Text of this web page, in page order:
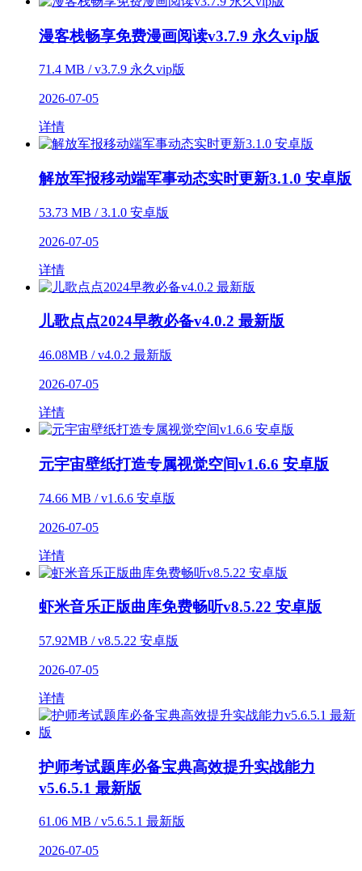
漫客栈畅享免费漫画阅读v3.7.9 永久vip版
71.4 MB / v3.7.9 永久vip版
2026-07-05
详情
解放军报移动端军事动态实时更新3.1.0 安卓版
53.73 MB / 3.1.0 安卓版
2026-07-05
详情
儿歌点点2024早教必备v4.0.2 最新版
46.08MB / v4.0.2 最新版
2026-07-05
详情
元宇宙壁纸打造专属视觉空间v1.6.6 安卓版
74.66 MB / v1.6.6 安卓版
2026-07-05
详情
虾米音乐正版曲库免费畅听v8.5.22 安卓版
57.92MB / v8.5.22 安卓版
2026-07-05
详情
护师考试题库必备宝典高效提升实战能力
v5.6.5.1 最新版
61.06 MB / v5.6.5.1 最新版
2026-07-05